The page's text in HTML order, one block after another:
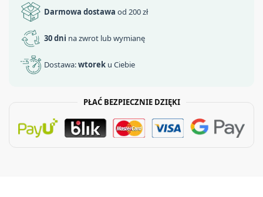
Darmowa dostawa od 200 zł
30 dni na zwrot lub wymianę
Dostawa:wtorek u Ciebie
PŁAĆ BEZPIECZNIE DZIĘKI